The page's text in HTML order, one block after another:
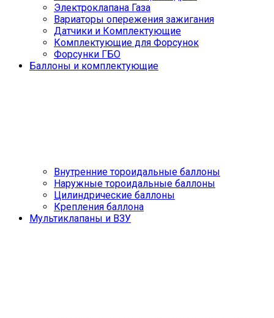
Электроклапана Газа
Вариаторы опережения зажигания
Датчики и Комплектующие
Комплектующие для Форсунок
Форсунки ГБО
Баллоны и комплектующие
Внутренние тороидальные баллоны
Наружные тороидальные баллоны
Цилиндрические баллоны
Крепления баллона
Мультиклапаны и ВЗУ